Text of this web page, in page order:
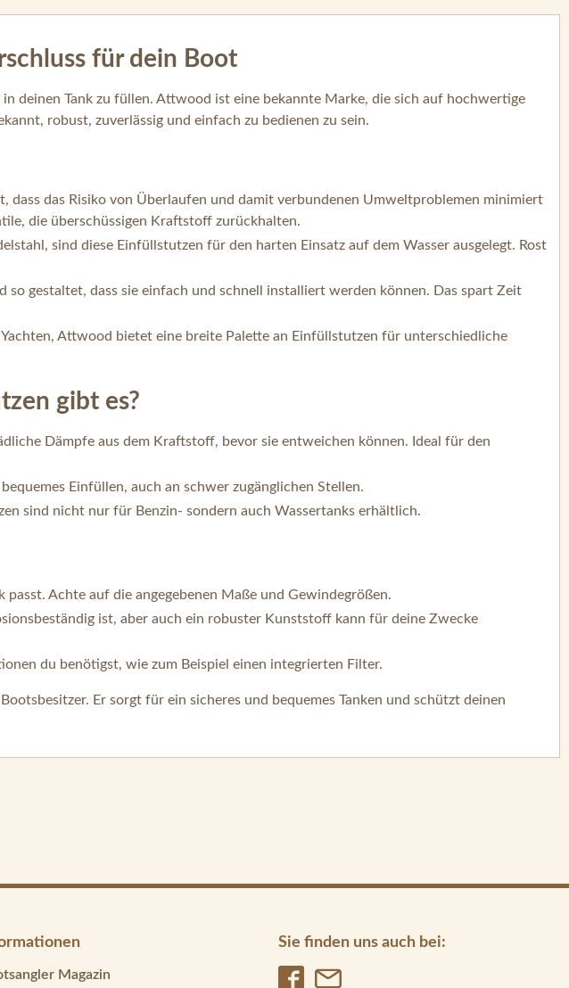
für dein Boot
deinen Tank zu füllen. Attwood ist eine bekannte Marke, die sich auf hochwertige
robust, zuverlässig und einfach zu bedienen zu sein.
dass das Risiko von Überlaufen und damit verbundenen Umweltproblemen minimiert
die überschüssigen Kraftstoff zurückhalten.
sind diese Einfüllstutzen für den harten Einsatz auf dem Wasser ausgelegt. Rost
so gestaltet, dass sie einfach und schnell installiert werden können. Das spart Zeit
Attwood bietet eine breite Palette an Einfüllstutzen für unterschiedliche
gibt es?
Dämpfe aus dem Kraftstoff, bevor sie entweichen können. Ideal für den
Einfüllen, auch an schwer zugänglichen Stellen.
sind nicht nur für Benzin- sondern auch Wassertanks erhältlich.
passt. Achte auf die angegebenen Maße und Gewindegrößen.
ist, aber auch ein robuster Kunststoff kann für deine Zwecke
du benötigst, wie zum Beispiel einen integrierten Filter.
Er sorgt für ein sicheres und bequemes Tanken und schützt deinen
Magazin
Sie finden uns auch bei: